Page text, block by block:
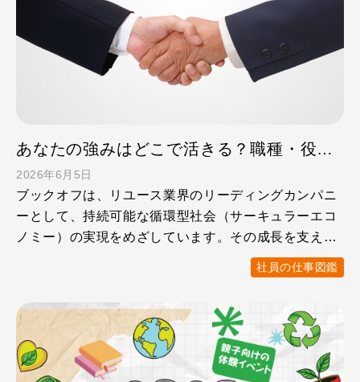
あなたの強みはどこで活きる？職種・役職別のキャリアを紹介します！
2026年6月5日
ブックオフは、リユース業界のリーディングカンパニ
ーとして、持続可能な循環型社会（サーキュラーエコ
ノミー）の実現をめざしています。その成長を支えて
社員の仕事図鑑